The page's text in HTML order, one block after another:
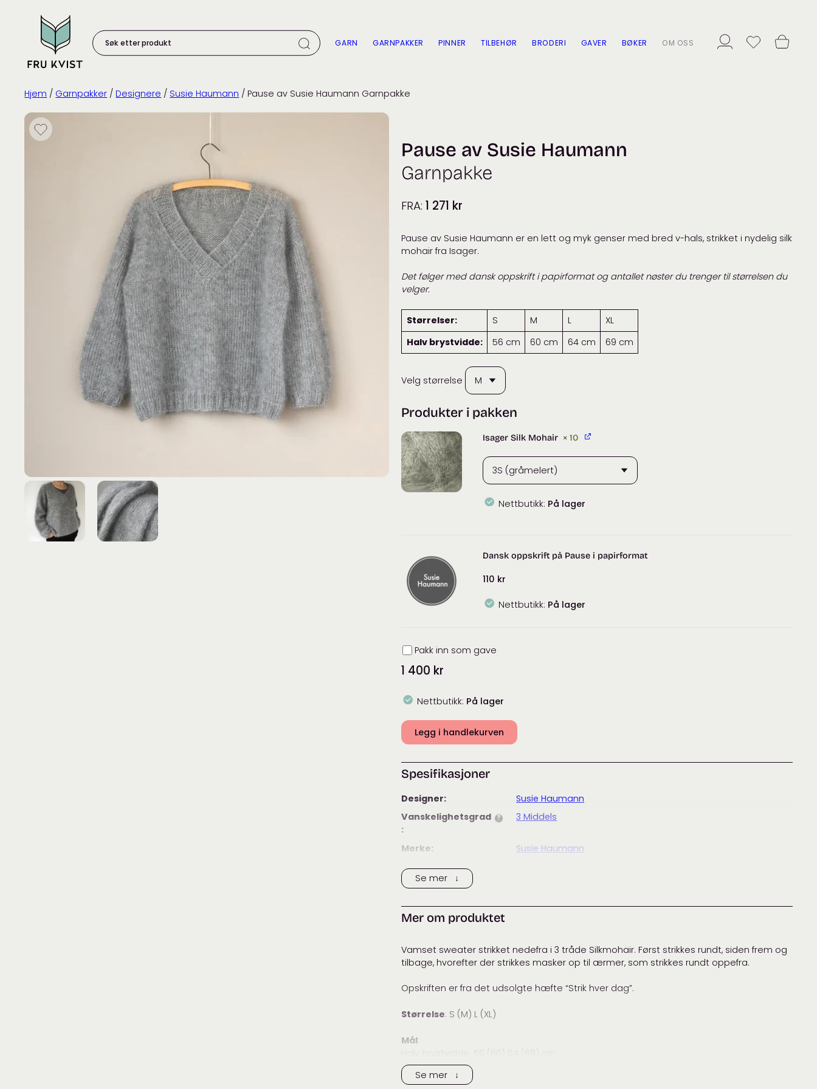
content
etter
produkt:
GARN GARNPAKKER PINNER TILBEHØR BRODERI GAVER BØKER OM OSS
Hjem / Garnpakker / Designere / Susie Haumann / Pause av Susie Haumann Garnpakke
Pause av Susie Haumann
Garnpakke
FRA:1 271 kr
Pause av Susie Haumann er en lett og myk genser med bred v-hals, strikket i nydelig silk
mohair fra Isager.
Det følger med dansk oppskrift i papirformat og antallet nøster du trenger til størrelsen du
velger.
Størrelser: S M L
XL
Halv brystvidde:
56 cm 60 cm 64 cm 69 cm
Velg størrelse
Produkter i pakken
Isager Silk Mohair × 10
Nettbutikk: På lager
Mohair
antall
Dansk oppskrift på Pause i papirformat
110 kr
Nettbutikk: På lager
Innpakning
Pakk inn som gave
1 400 kr
Nettbutikk: På lager
Legg i handlekurven
Spesifikasjoner
Designer:
Susie Haumann
Vanskelighetsgrad ?
:
3 Middels
Merke:
Susie Haumann
Tags:
Se mer ↓
Mer om produktet
Vamset sweater strikket nedefra i 3 tråde Silkmohair. Først strikkes rundt, siden frem og
tilbage, hvorefter der strikkes masker op til ærmer, som strikkes rundt oppefra.
Opskriften er fra det udsolgte hæfte “Strik hver dag”.
Størrelse: S (M) L (XL)
Mål:
Halv brystvidde: 56 (60) 64 (69) cm
Længde: 60 (62) 63 (65) cm
Ærmelængde: 40 cm
Se mer ↓